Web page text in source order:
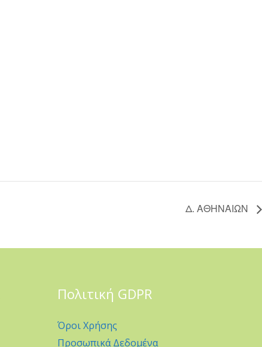
Δ. ΑΘΗΝΑΙΩΝ
Πολιτική GDPR
Όροι Χρήσης
Προσωπικά Δεδομένα